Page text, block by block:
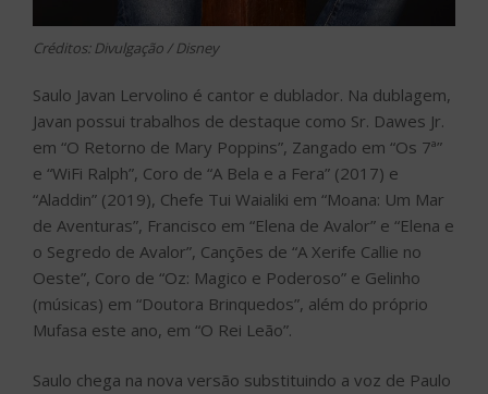
Créditos: Divulgação / Disney
Saulo Javan Lervolino é cantor e dublador. Na dublagem,
Javan possui trabalhos de destaque como Sr. Dawes Jr.
em “O Retorno de Mary Poppins”, Zangado em “Os 7ª”
e “WiFi Ralph”, Coro de “A Bela e a Fera” (2017) e
“Aladdin” (2019), Chefe Tui Waialiki em “Moana: Um Mar
de Aventuras”, Francisco em “Elena de Avalor” e “Elena e
o Segredo de Avalor”, Canções de “A Xerife Callie no
Oeste”, Coro de “Oz: Magico e Poderoso” e Gelinho
(músicas) em “Doutora Brinquedos”, além do próprio
Mufasa este ano, em “O Rei Leão”.
Saulo chega na nova versão substituindo a voz de Paulo